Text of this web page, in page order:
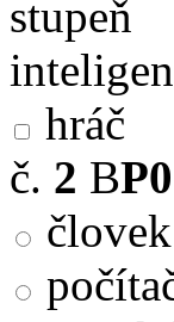
stupeň
hráč
č. 2 BP0
človek